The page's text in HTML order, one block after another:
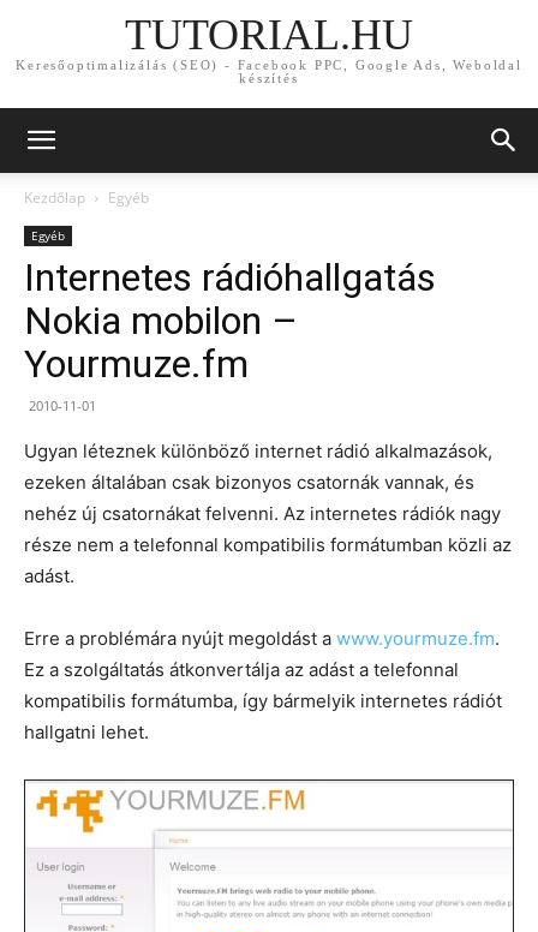
TUTORIAL.HU
Keresőoptimalizálás (SEO) - Facebook PPC, Google Ads, Weboldal
készítés
Kezdőlap Egyéb
Egyéb
Internetes rádióhallgatás
Nokia mobilon –
Yourmuze.fm
2010-11-01
Ugyan léteznek különböző internet rádió alkalmazások,
ezeken általában csak bizonyos csatornák vannak, és
nehéz új csatornákat felvenni. Az internetes rádiók nagy
része nem a telefonnal kompatibilis formátumban közli az
adást.
Erre a problémára nyújt megoldást a www.yourmuze.fm.
Ez a szolgáltatás átkonvertálja az adást a telefonnal
kompatibilis formátumba, így bármelyik internetes rádiót
hallgatni lehet.